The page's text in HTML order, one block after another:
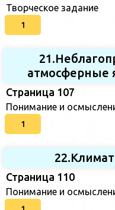
Творческое задание
1
атмосферные
Страница 107
Понимание и
1
Страница 110
Понимание и